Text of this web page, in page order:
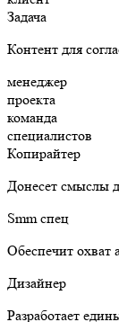
Задача
Контент для
менеджер
проекта
команда
специалистов
Копирайтер
Донесет смыслы
Smm спец
Обеспечит охват
Дизайнер
Разработает